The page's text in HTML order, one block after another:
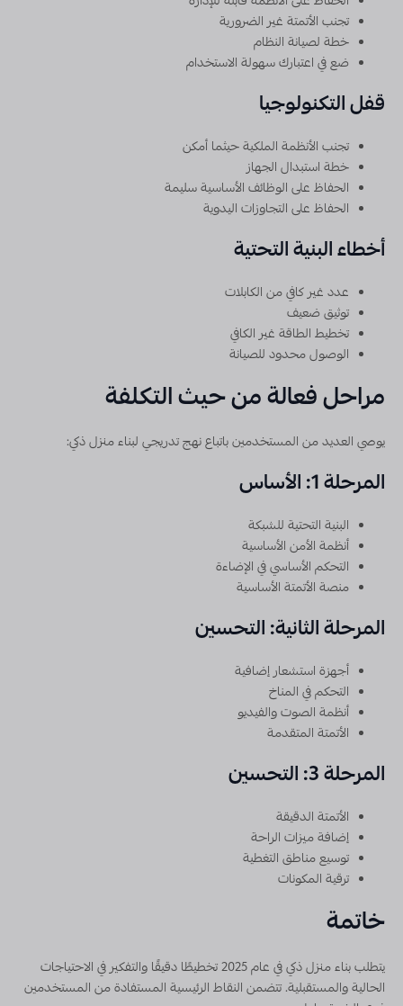
تجنب الأتمتة غير الضرورية
خطة لصيانة النظام
ضع في اعتبارك سهولة الاستخدام
قفل التكنولوجيا
تجنب الأنظمة الملكية حيثما أمكن
خطة استبدال الجهاز
الحفاظ على الوظائف الأساسية سليمة
الحفاظ على التجاوزات اليدوية
أخطاء البنية التحتية
عدد غير كافي من الكابلات
توثيق ضعيف
تخطيط الطاقة غير الكافي
الوصول محدود للصيانة
مراحل فعالة من حيث التكلفة
يوصي العديد من المستخدمين باتباع نهج تدريجي لبناء منزل ذكي:
المرحلة 1: الأساس
البنية التحتية للشبكة
أنظمة الأمن الأساسية
التحكم الأساسي في الإضاءة
منصة الأتمتة الأساسية
المرحلة الثانية: التحسين
أجهزة استشعار إضافية
التحكم في المناخ
أنظمة الصوت والفيديو
الأتمتة المتقدمة
المرحلة 3: التحسين
الأتمتة الدقيقة
إضافة ميزات الراحة
توسيع مناطق التغطية
ترقية المكونات
خاتمة
يتطلب بناء منزل ذكي في عام 2025 تخطيطًا دقيقًا والتفكير في الاحتياجات
الحالية والمستقبلية. تتضمن النقاط الرئيسية المستفادة من المستخدمين